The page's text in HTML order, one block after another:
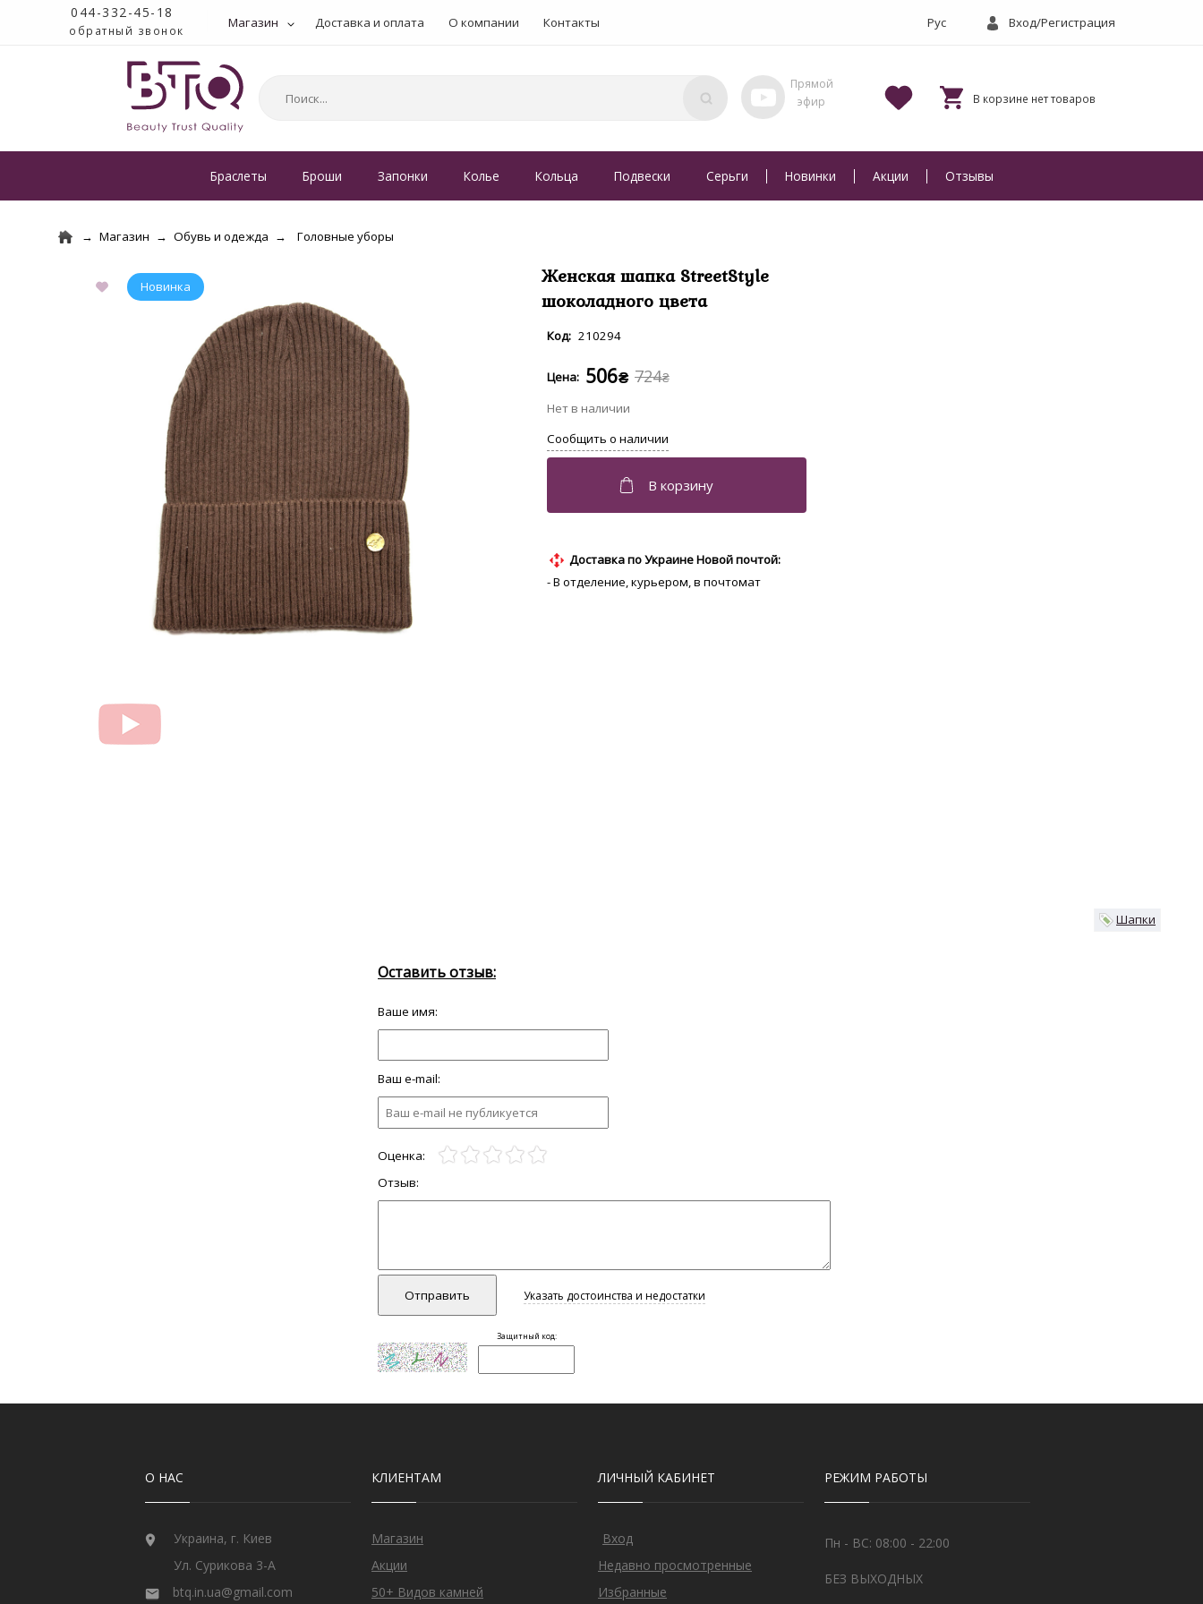
044-332-45-18
обратный звонок Магазин Доставка и оплата О компании Контакты Вход/Регистрация
Браслеты Броши Запонки Колье Кольца Подвески Серьги Новинки Акции Отзывы
Магазин Обувь и одежда Головные уборы
Женская шапка StreetStyle
шоколадного цвета
210294
724₴
506₴
Доставка по Украине Новой почтой:
- В отделение, курьером, в почтомат
Шапки
О НАС
Украина, г. Киев
Ул. Сурикова 3-А
btq.in.ua@gmail.com
КЛИЕНТАМ
Магазин
Акции
50+ Видов камней
ЛИЧНЫЙ КАБИНЕТ
Вход
Недавно просмотренные
Избранные
РЕЖИМ РАБОТЫ
Пн - ВС: 08:00 - 22:00
БЕЗ ВЫХОДНЫХ